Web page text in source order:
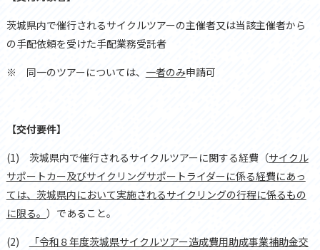
茨城県内で催行されるサイクルツアーの主催者又は当該主催者から
の手配依頼を受けた手配業務受託者
※ 同一のツアーについては、 一者のみ申請可
【交付要件】
(1) 茨城県内で催行されるサイクルツアーに関する経費（サイクル
サポートカー及びサイクリングサポートライダーに係る経費にあっ
ては、茨城県内において実施されるサイクリングの行程に係るもの
に限る。 ）であること。
(2)
「令和８年度茨城県サイクルツアー造成費用助成事業補助金交